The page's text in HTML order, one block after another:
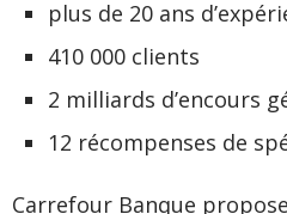
plus de 20 ans
410 000 clients
2 milliards d’encours
12 récompenses de
Carrefour Banque